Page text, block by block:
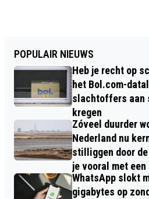
POPULAIR NIEUWS
Heb je recht op
het Bol.com-
slachtoffers aan
kregen
Zóveel duurder
Nederland nu
stilliggen door
je vooral met
WhatsApp slokt
gigabytes op